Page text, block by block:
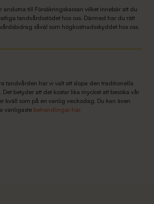
anslutna till Försäkringskassan vilket innebär att du
tandvårdsstödet hos oss. Därmed har du rätt
såväl som högkostnadsskyddet hos oss.
tandvården har vi valt att slopa den traditionella
betyder att det kostar lika mycket att besöka vår
kväll som på en vanlig veckodag. Du kan även
vanligaste behandlingar här.